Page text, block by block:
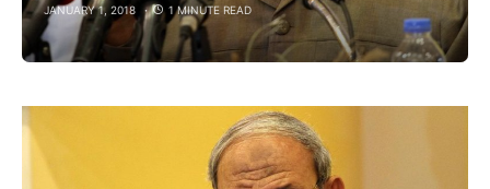
JANUARY 1, 2018 1 MINUTE READ